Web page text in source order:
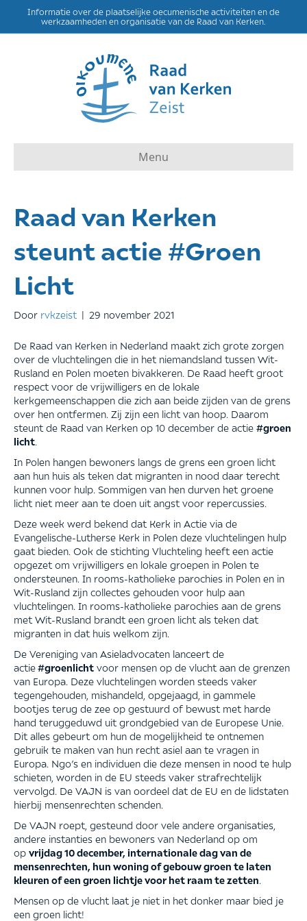
Informatie over de plaatselijke oecumenische activiteiten en de
werkzaamheden en organisatie van de Raad van Kerken.
Menu
Raad van Kerken
steunt actie #Groen
Licht
Door rvkzeist | 29 november 2021
De Raad van Kerken in Nederland maakt zich grote zorgen
over de vluchtelingen die in het niemandsland tussen Wit-
Rusland en Polen moeten bivakkeren. De Raad heeft groot
respect voor de vrijwilligers en de lokale
kerkgemeenschappen die zich aan beide zijden van de grens
over hen ontfermen. Zij zijn een licht van hoop. Daarom
steunt de Raad van Kerken op 10 december de actie #groen
licht.
In Polen hangen bewoners langs de grens een groen licht
aan hun huis als teken dat migranten in nood daar terecht
kunnen voor hulp. Sommigen van hen durven het groene
licht niet meer aan te doen uit angst voor repercussies.
Deze week werd bekend dat Kerk in Actie via de
Evangelische-Lutherse Kerk in Polen deze vluchtelingen hulp
gaat bieden. Ook de stichting Vluchteling heeft een actie
opgezet om vrijwilligers en lokale groepen in Polen te
ondersteunen. In rooms-katholieke parochies in Polen en in
Wit-Rusland zijn collectes gehouden voor hulp aan
vluchtelingen. In rooms-katholieke parochies aan de grens
met Wit-Rusland brandt een groen licht als teken dat
migranten in dat huis welkom zijn.
De Vereniging van Asieladvocaten lanceert de
actie#groenlicht voor mensen op de vlucht aan de grenzen
van Europa. Deze vluchtelingen worden steeds vaker
tegengehouden, mishandeld, opgejaagd, in gammele
bootjes terug de zee op gestuurd of bewust met harde
hand teruggeduwd uit grondgebied van de Europese Unie.
Dit alles gebeurt om hun de mogelijkheid te ontnemen
gebruik te maken van hun recht asiel aan te vragen in
Europa. Ngo’s en individuen die deze mensen in nood te hulp
schieten, worden in de EU steeds vaker strafrechtelijk
vervolgd. De VAJN is van oordeel dat de EU en de lidstaten
hierbij mensenrechten schenden.
De VAJN roept, gesteund door vele andere organisaties,
andere instanties en bewoners van Nederland op om
op vrijdag 10 december, internationale dag van de
mensenrechten, hun woning of gebouw groen te laten
kleuren of een groen lichtje voor het raam te zetten.
Mensen op de vlucht laat je niet in het donker maar bied je
een groen licht!